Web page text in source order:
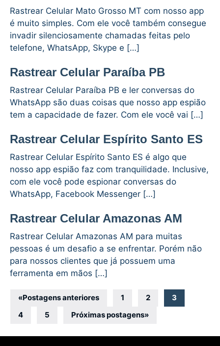
Rastrear Celular Mato Grosso MT com nosso app
é muito simples. Com ele você também consegue
invadir silenciosamente chamadas feitas pelo
telefone, WhatsApp, Skype e […]
Rastrear Celular Paraíba PB
Rastrear Celular Paraíba PB e ler conversas do
WhatsApp são duas coisas que nosso app espião
tem a capacidade de fazer. Com ele você vai […]
Rastrear Celular Espírito Santo ES
Rastrear Celular Espírito Santo ES é algo que
nosso app espião faz com tranquilidade. Inclusive,
com ele você pode espionar conversas do
WhatsApp, Facebook Messenger […]
Rastrear Celular Amazonas AM
Rastrear Celular Amazonas AM para muitas
pessoas é um desafio a se enfrentar. Porém não
para nossos clientes que já possuem uma
ferramenta em mãos […]
Navegação
por
posts
«Postagens anteriores 1 2
3
4
5 Próximas postagens»